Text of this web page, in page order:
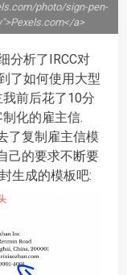
photo/sign-pen-
a>
分析了IRCC对
了如何使用大型
前后花了10分
化的雇主信.
了复制雇主信模
己的要求不断要
生成的模板吧: